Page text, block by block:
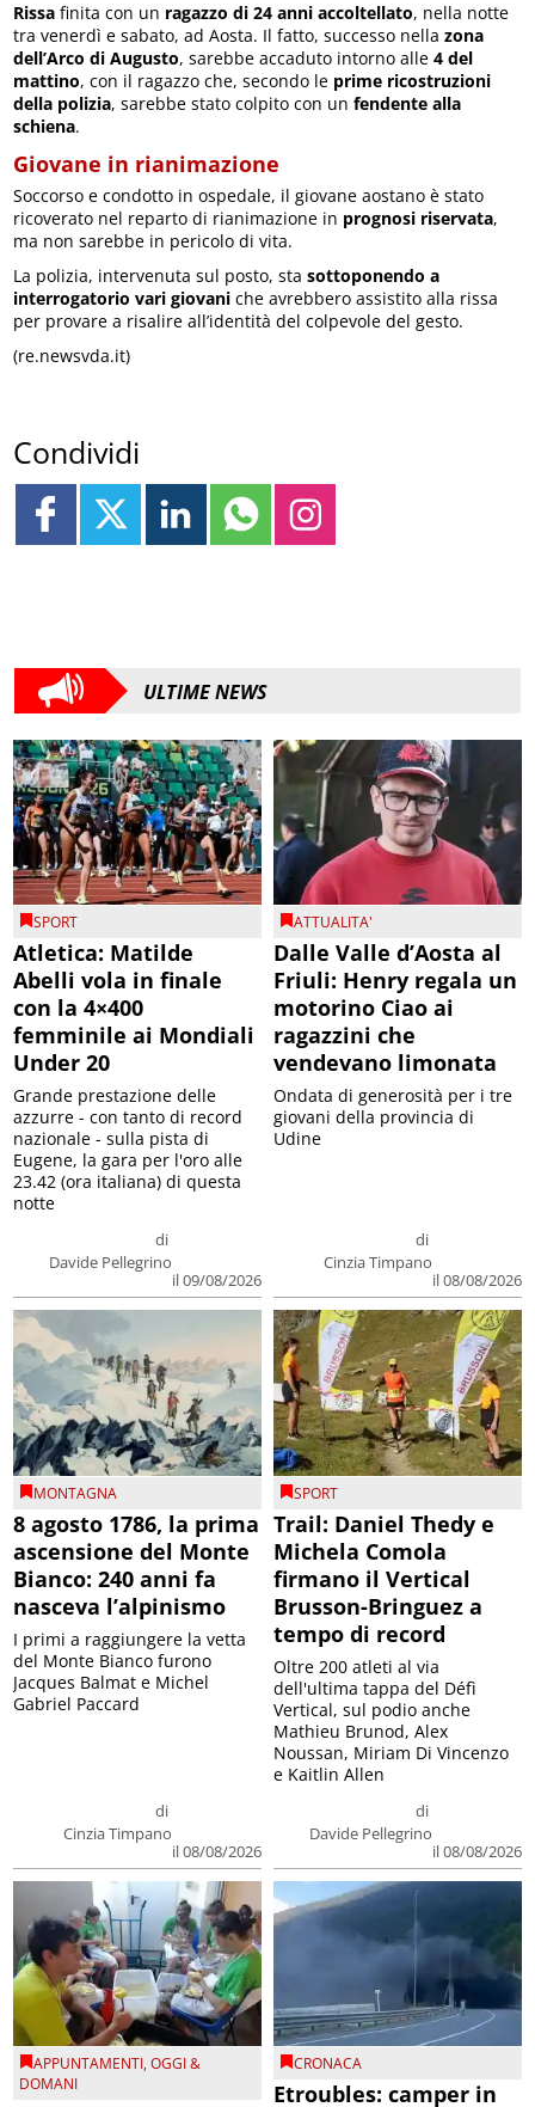
Rissa finita con un ragazzo di 24 anni accoltellato, nella notte
tra venerdì e sabato, ad Aosta. Il fatto, successo nellazona
dell’Arco di Augusto, sarebbe accaduto intorno alle4 del
mattino, con il ragazzo che, secondo le prime ricostruzioni
della polizia, sarebbe stato colpito con unfendente alla
schiena.
Giovane in rianimazione
Soccorso e condotto in ospedale, il giovane aostano è stato
ricoverato nel reparto di rianimazione in prognosi riservata,
ma non sarebbe in pericolo di vita.
La polizia, intervenuta sul posto, stasottoponendo a
interrogatorio vari giovani che avrebbero assistito alla rissa
per provare a risalire all’identità del colpevole del gesto.
(re.newsvda.it)
Condividi
ULTIME NEWS
SPORT
Atletica: Matilde
Abelli vola in finale
con la 4×400
femminile ai Mondiali
Under 20
di
Davide Pellegrino
il 09/08/2026
Grande prestazione delle
azzurre - con tanto di record
nazionale - sulla pista di
Eugene, la gara per l'oro alle
23.42 (ora italiana) di questa
notte
ATTUALITA'
Dalle Valle d’Aosta al
Friuli: Henry regala un
motorino Ciao ai
ragazzini che
vendevano limonata
di
Cinzia Timpano
il 08/08/2026
Ondata di generosità per i tre
giovani della provincia di
Udine
MONTAGNA
8 agosto 1786, la prima
ascensione del Monte
Bianco: 240 anni fa
nasceva l’alpinismo
di
Cinzia Timpano
il 08/08/2026
I primi a raggiungere la vetta
del Monte Bianco furono
Jacques Balmat e Michel
Gabriel Paccard
SPORT
Trail: Daniel Thedy e
Michela Comola
firmano il Vertical
Brusson-Bringuez a
tempo di record
di
Davide Pellegrino
il 08/08/2026
Oltre 200 atleti al via
dell'ultima tappa del Défì
Vertical, sul podio anche
Mathieu Brunod, Alex
Noussan, Miriam Di Vincenzo
e Kaitlin Allen
APPUNTAMENTI,OGGI &
DOMANI
CRONACA
Etroubles: camper in